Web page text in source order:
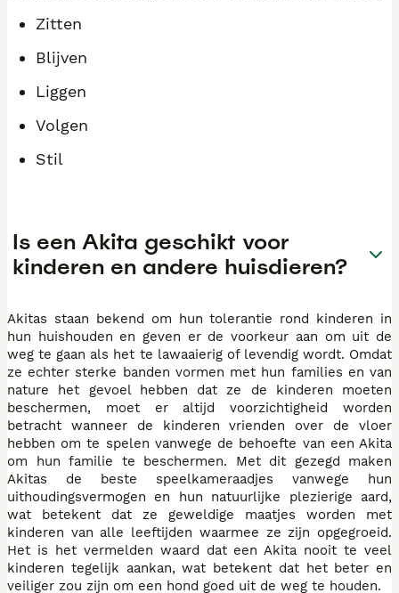
Zitten
Blijven
Liggen
Volgen
Stil
Is een Akita geschikt voor
kinderen en andere huisdieren?
Akitas staan bekend om hun tolerantie rond kinderen in
hun huishouden en geven er de voorkeur aan om uit de
weg te gaan als het te lawaaierig of levendig wordt. Omdat
ze echter sterke banden vormen met hun families en van
nature het gevoel hebben dat ze de kinderen moeten
beschermen, moet er altijd voorzichtigheid worden
betracht wanneer de kinderen vrienden over de vloer
hebben om te spelen vanwege de behoefte van een Akita
om hun familie te beschermen. Met dit gezegd maken
Akitas de beste speelkameraadjes vanwege hun
uithoudingsvermogen en hun natuurlijke plezierige aard,
wat betekent dat ze geweldige maatjes worden met
kinderen van alle leeftijden waarmee ze zijn opgegroeid.
Het is het vermelden waard dat een Akita nooit te veel
kinderen tegelijk aankan, wat betekent dat het beter en
veiliger zou zijn om een hond goed uit de weg te houden.